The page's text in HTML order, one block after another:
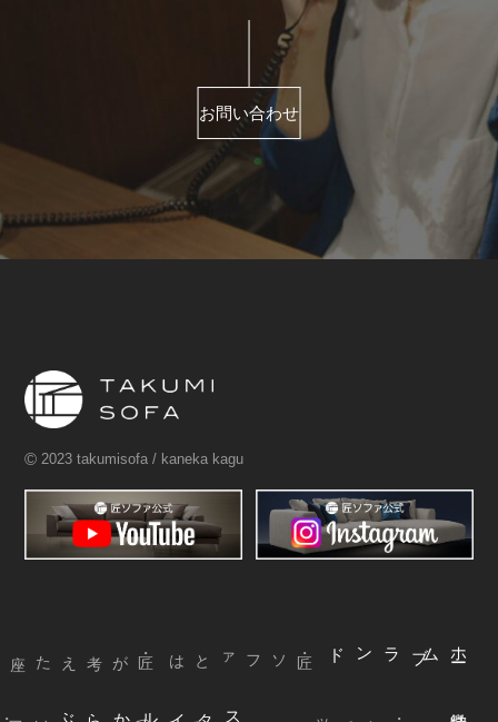
お問い合わせ
© 2023 takumisofa / kaneka kagu
ホー
ム
ブランド
・匠ソファとは
スタイルから
選
ぶ